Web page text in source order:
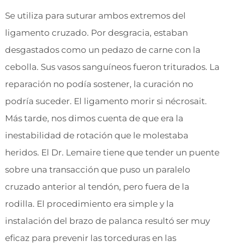
Se utiliza para suturar ambos extremos del
ligamento cruzado. Por desgracia, estaban
desgastados como un pedazo de carne con la
cebolla. Sus vasos sanguíneos fueron triturados. La
reparación no podía sostener, la curación no
podría suceder. El ligamento morir si nécrosait.
Más tarde, nos dimos cuenta de que era la
inestabilidad de rotación que le molestaba
heridos. El Dr. Lemaire tiene que tender un puente
sobre una transacción que puso un paralelo
cruzado anterior al tendón, pero fuera de la
rodilla. El procedimiento era simple y la
instalación del brazo de palanca resultó ser muy
eficaz para prevenir las torceduras en las